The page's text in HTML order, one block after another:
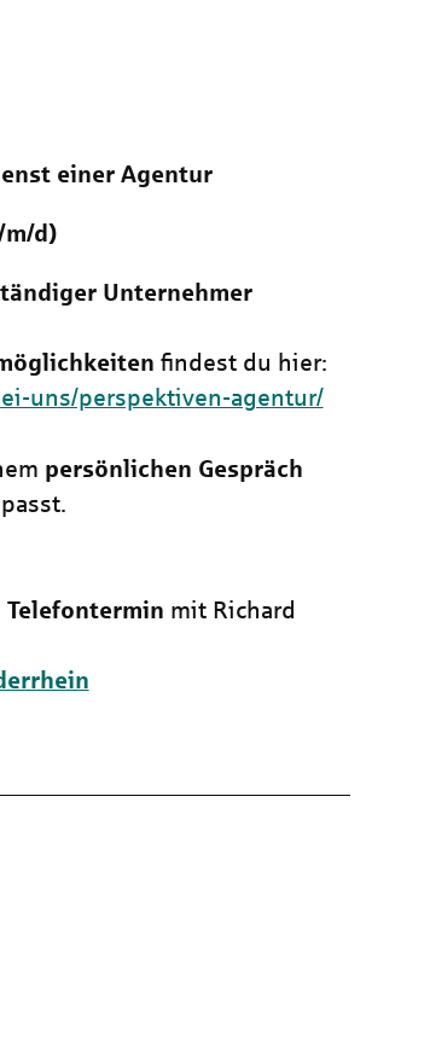
einer Agentur
d)
Unternehmer
findest du hier:
uns/perspektiven-agentur/
persönlichen Gespräch
mit Richard